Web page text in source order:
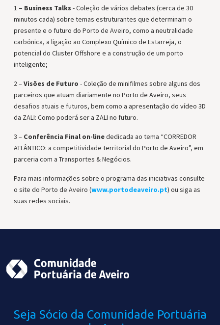
1 – Business Talks - Coleção de vários debates (cerca de 30
minutos cada) sobre temas estruturantes que determinam o
presente e o futuro do Porto de Aveiro, como a neutralidade
carbónica, a ligação ao Complexo Químico de Estarreja, o
potencial do Cluster Offshore e a construção de um porto
inteligente;
2 –Visões de Futuro - Coleção de minifilmes sobre alguns dos
parceiros que atuam diariamente no Porto de Aveiro, seus
desafios atuais e futuros, bem como a apresentação do vídeo 3D
da ZALI: Como poderá ser a ZALI no futuro.
3 – Conferência Final on-linededicada ao tema “CORREDOR
ATLÂNTICO: a competitividade territorial do Porto de Aveiro”, em
parceria com a Transportes & Negócios.
Para mais informações sobre o programa das iniciativas consulte
o site do Porto de Aveiro (www.portodeaveiro.pt) ou siga as
suas redes sociais.
Seja Sócio da Comunidade Portuária